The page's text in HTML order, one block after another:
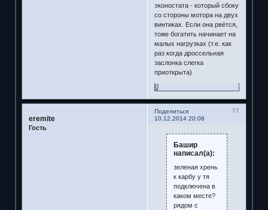
эконостата - который сбоку
со стороны мотора на двух
винтиках. Если она рвётся,
тоже богатить начинает на
малых нагрузках (т.е. как
раз когда дроссельная
заслонка слегка
приоткрыта)
0
Поделиться
77
10.12.2014 20:08
eremite
Гость
Башир
написал(а):
зеленая хрень
к карбу у тя
подключена в
каком месте?
рядом с